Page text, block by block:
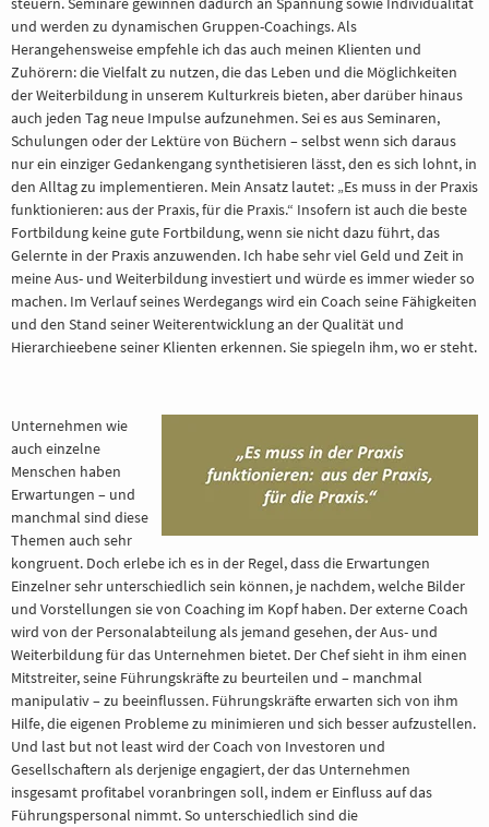
und werden zu dynamischen Gruppen-Coachings. Als
Herangehensweise empfehle ich das auch meinen Klienten und
Zuhörern: die Vielfalt zu nutzen, die das Leben und die Möglichkeiten
der Weiterbildung in unserem Kulturkreis bieten, aber darüber hinaus
auch jeden Tag neue Impulse aufzunehmen. Sei es aus Seminaren,
Schulungen oder der Lektüre von Büchern – selbst wenn sich daraus
nur ein einziger Gedankengang synthetisieren lässt, den es sich lohnt, in
den Alltag zu implementieren. Mein Ansatz lautet: „Es muss in der Praxis
funktionieren: aus der Praxis, für die Praxis.“ Insofern ist auch die beste
Fortbildung keine gute Fortbildung, wenn sie nicht dazu führt, das
Gelernte in der Praxis anzuwenden. Ich habe sehr viel Geld und Zeit in
meine Aus- und Weiterbildung investiert und würde es immer wieder so
machen. Im Verlauf seines Werdegangs wird ein Coach seine Fähigkeiten
und den Stand seiner Weiterentwicklung an der Qualität und
Hierarchieebene seiner Klienten erkennen. Sie spiegeln ihm, wo er steht.
Unternehmen wie
auch einzelne
Menschen haben
Erwartungen – und
manchmal sind diese
Themen auch sehr
kongruent. Doch erlebe ich es in der Regel, dass die Erwartungen
Einzelner sehr unterschiedlich sein können, je nachdem, welche Bilder
und Vorstellungen sie von Coaching im Kopf haben. Der externe Coach
wird von der Personalabteilung als jemand gesehen, der Aus- und
Weiterbildung für das Unternehmen bietet. Der Chef sieht in ihm einen
Mitstreiter, seine Führungskräfte zu beurteilen und – manchmal
manipulativ – zu beeinflussen. Führungskräfte erwarten sich von ihm
Hilfe, die eigenen Probleme zu minimieren und sich besser aufzustellen.
Und last but not least wird der Coach von Investoren und
Gesellschaftern als derjenige engagiert, der das Unternehmen
insgesamt profitabel voranbringen soll, indem er Einfluss auf das
Führungspersonal nimmt. So unterschiedlich sind die